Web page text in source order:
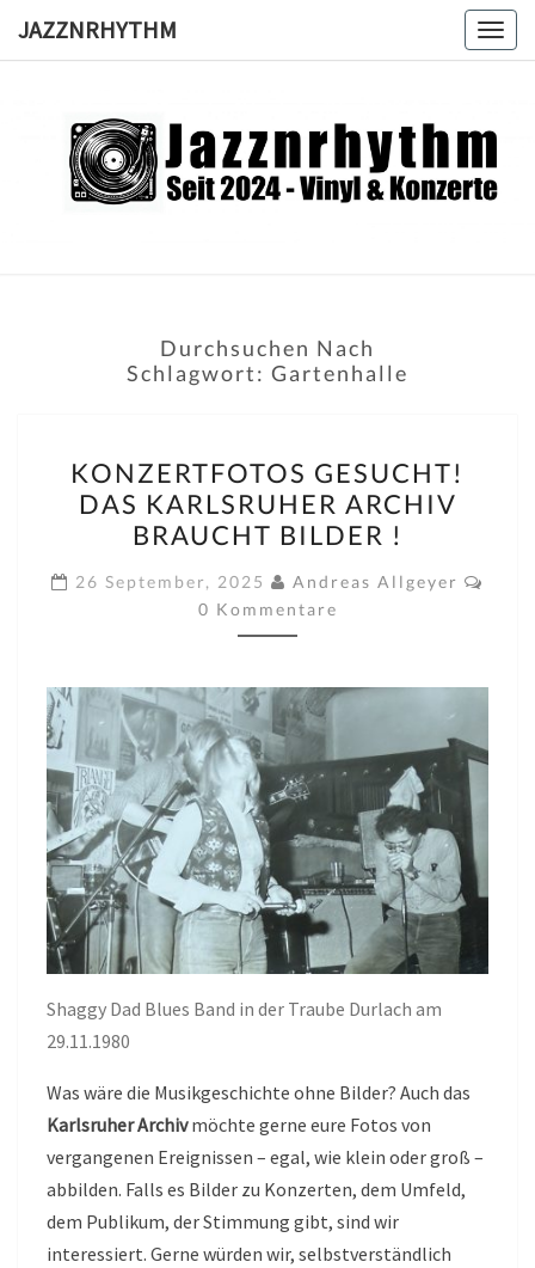
JAZZNRHYTHM
Seit
2024 –
Durchsuchen Nach
Schlagwort: Gartenhalle
GESUCHT!
DAS
KARLSRUHER
ARCHIV
BRAUCHT
BILDER
KONZERTFOTOS GESUCHT!
DAS KARLSRUHER ARCHIV
BRAUCHT BILDER !
26 September, 2025 Andreas Allgeyer
0 Kommentare
Shaggy Dad Blues Band in der Traube Durlach am
29.11.1980
Was wäre die Musikgeschichte ohne Bilder? Auch das
Karlsruher Archivmöchte gerne eure Fotos von
vergangenen Ereignissen – egal, wie klein oder groß –
abbilden. Falls es Bilder zu Konzerten, dem Umfeld,
dem Publikum, der Stimmung gibt, sind wir
interessiert. Gerne würden wir, selbstverständlich